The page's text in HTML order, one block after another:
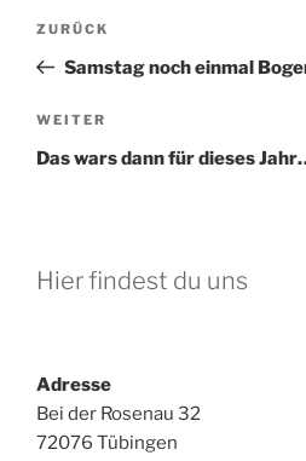
Beitragsnavigation
Vorheriger
Beitrag
ZURÜCK
Samstag noch einmal
Nächster
Beitrag
WEITER
Das wars dann für dieses
Hier findest du uns
Adresse
Bei der Rosenau 32
72076 Tübingen